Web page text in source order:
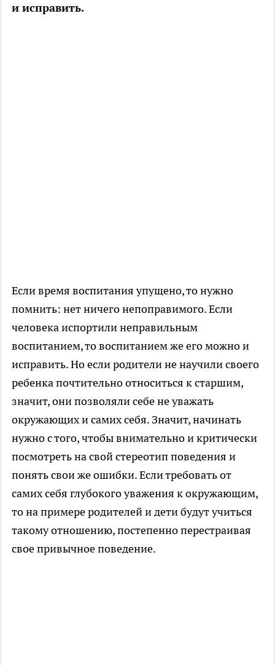
и исправить.
Если время воспитания упущено, то нужно
помнить: нет ничего непоправимого. Если
человека испортили неправильным
воспитанием, то воспитанием же его можно и
исправить. Но если родители не научили своего
ребенка почтительно относиться к старшим,
значит, они позволяли себе не уважать
окружающих и самих себя. Значит, начинать
нужно с того, чтобы внимательно и критически
посмотреть на свой стереотип поведения и
понять свои же ошибки. Если требовать от
самих себя глубокого уважения к окружающим,
то на примере родителей и дети будут учиться
такому отношению, постепенно перестраивая
свое привычное поведение.